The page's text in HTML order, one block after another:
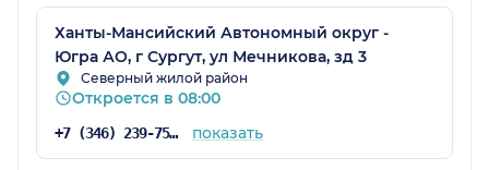
Ханты-Мансийский Автономный округ -
Югра АО, г Сургут, ул Мечникова, зд 3
Северный жилой район
Откроется в 08:00
+7 (346) 239-75-73 показать